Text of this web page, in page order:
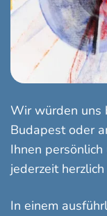
Wir würden uns
Budapest oder
Ihnen
jederzeit
In einem